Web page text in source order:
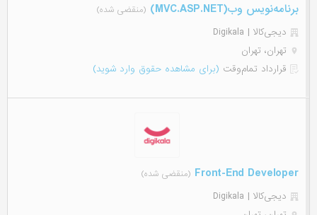
برنامه‌نویس وب(MVC.ASP.NET) (منقضی شده)
دیجی‌‌کالا | Digikala
تهران، تهران
قرارداد تمام‌وقت (برای مشاهده حقوق وارد شوید)
Front-End Developer (منقضی شده)
دیجی‌‌کالا | Digikala